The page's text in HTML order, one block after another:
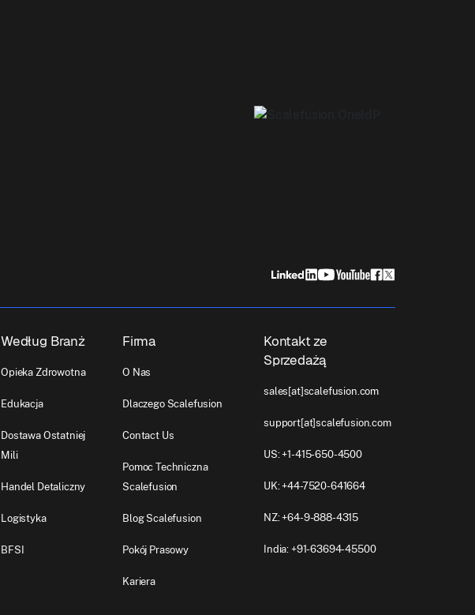
Według Branż
Opieka Zdrowotna
Edukacja
Dostawa Ostatniej
Mili
Handel Detaliczny
Logistyka
BFSI
Firma
O Nas
Dlaczego Scalefusion
Contact Us
Pomoc Techniczna
Scalefusion
Blog Scalefusion
Pokój Prasowy
Kariera
Kontakt ze
Sprzedażą
sales[at]scalefusion.com
support[at]scalefusion.com
US: +1-415-650-4500
UK: +44-7520-641664
NZ: +64-9-888-4315
India: +91-63694-45500